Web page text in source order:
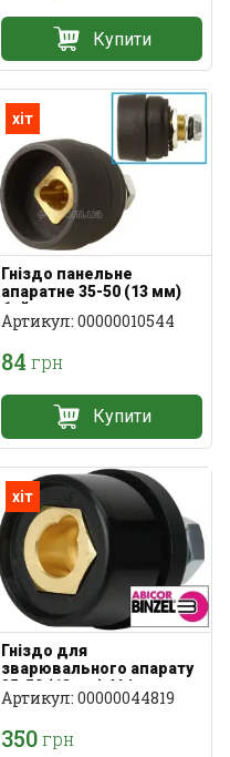
Купити
хіт
Гніздо панельне
апаратне 35-50 (13 мм)
байонетне
Артикул: 00000010544
84 грн
Купити
хіт
Гніздо для
зварювального апарату
35-50 (13 мм) Abicor
Binzel
Артикул: 00000044819
350грн